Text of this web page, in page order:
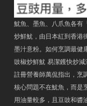
魷魚、墨魚、八爪魚各有
炒鮮魷，由日本紅到香港
墨汁意粉。如何烹調最健
豉椒炒鮮魷 易潔鑊快炒減
註冊營養師萬侃指出，烹
核心問題不在魷魚，而是
用油量較多，且豆豉和醬